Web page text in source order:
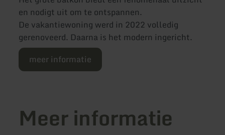
en nodigt uit om te ontspannen.
De vakantiewoning werd in 2022 volledig
gerenoveerd. Daarna is het modern ingericht.
meer informatie
Meer informatie